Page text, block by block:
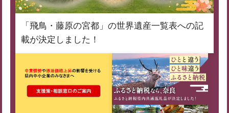
「飛鳥・藤原の宮都」の世界遺産一覧表への記
載が決定しました！